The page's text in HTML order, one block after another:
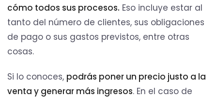
cómo todos sus procesos. Eso incluye estar al
tanto del número de clientes, sus obligaciones
de pago o sus gastos previstos, entre otras
cosas.
Si lo conoces, podrás poner un precio justo a la
venta y generar más ingresos. En el caso de